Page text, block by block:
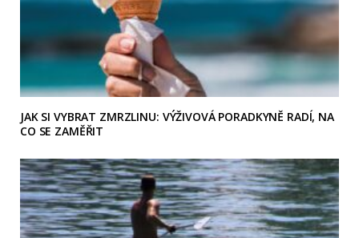
JAK SI VYBRAT ZMRZLINU: VÝŽIVOVÁ PORADKYNĚ RADÍ, NA
CO SE ZAMĚŘIT